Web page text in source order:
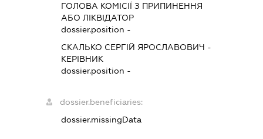
ГОЛОВА КОМІСІЇ З ПРИПИНЕННЯ
АБО ЛІКВІДАТОР
dossier.position -
СКАЛЬКО СЕРГІЙ ЯРОСЛАВОВИЧ -
КЕРІВНИК
dossier.position -
dossier.beneficiaries:
dossier.missingData